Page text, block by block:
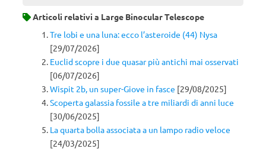
Articoli relativi a Large Binocular Telescope
Tre lobi e una luna: ecco l’asteroide (44) Nysa
[29/07/2026]
Euclid scopre i due quasar più antichi mai osservati
[06/07/2026]
Wispit 2b, un super-Giove in fasce [29/08/2025]
Scoperta galassia fossile a tre miliardi di anni luce
[30/06/2025]
La quarta bolla associata a un lampo radio veloce
[24/03/2025]